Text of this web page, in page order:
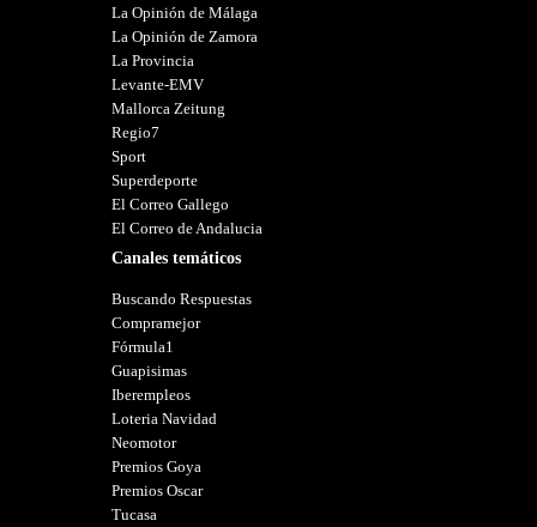
La Opinión de Málaga
La Opinión de Zamora
La Provincia
Levante-EMV
Mallorca Zeitung
Regio7
Sport
Superdeporte
El Correo Gallego
El Correo de Andalucia
Canales temáticos
Buscando Respuestas
Compramejor
Fórmula1
Guapisimas
Iberempleos
Loteria Navidad
Neomotor
Premios Goya
Premios Oscar
Tucasa